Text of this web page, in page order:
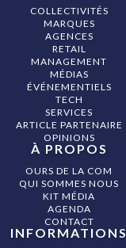
COLLECTIVITÉS
MARQUES
AGENCES
RETAIL
MANAGEMENT
MÉDIAS
ÉVÉNEMENTIELS
TECH
SERVICES
ARTICLE PARTENAIRE
OPINIONS
À PROPOS
OURS DE LA COM
QUI SOMMES NOUS
KIT MÉDIA
AGENDA
CONTACT
INFORMATIONS